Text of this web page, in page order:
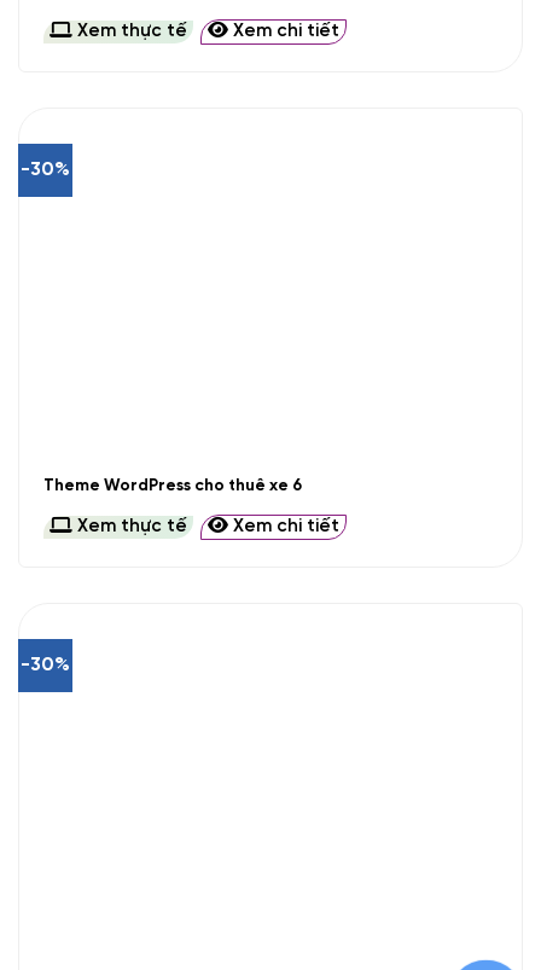
Xem thực tế Xem chi tiết
-30%
Theme WordPress cho thuê xe 6
Xem thực tế Xem chi tiết
-30%